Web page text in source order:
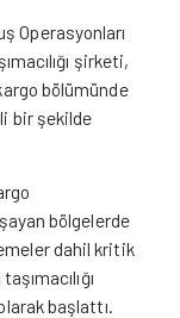
Operasyonları
şirketi,
bölümünde
bir şekilde
bölgelerde
dahil kritik
başlattı.